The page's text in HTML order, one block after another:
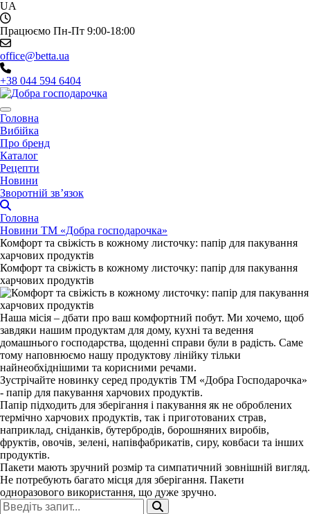
UA
Працюємо Пн-Пт 9:00-18:00
office@betta.ua
+38 044 594 6404
Головна
Вибійка
Про бренд
Каталог
Рецепти
Новини
Зворотній зв’язок
Головна
Новини ТМ «Добра господарочка»
Комфорт та свіжість в кожному листочку: папір для пакування
харчових продуктів
Комфорт та свіжість в кожному листочку: папір для пакування
харчових продуктів
Наша місія – дбати про ваш комфортний побут. Ми хочемо, щоб
завдяки нашим продуктам для дому, кухні та ведення
домашнього господарства, щоденні справи були в радість. Саме
тому наповнюємо нашу продуктову лінійку тільки
найнеобхіднішими та корисними речами.
Зустрічайте новинку серед продуктів ТМ «Добра Господарочка»
- папір для пакування харчових продуктів.
Папір підходить для зберігання і пакування як не оброблених
термічно харчових продуктів, так і приготованих страв,
наприклад, сніданків, бутербродів, борошняних виробів,
фруктів, овочів, зелені, напівфабрикатів, сиру, ковбаси та інших
продуктів.
Пакети мають зручний розмір та симпатичний зовнішній вигляд.
Не потребують багато місця для зберігання. Пакети
одноразового використання, що дуже зручно.